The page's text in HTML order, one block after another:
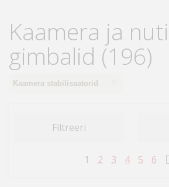
Kaamera ja
gimbalid (196)
Kaamera stabilisaatorid
Filtreeri
1 2 3 4 5 6
Kaamerad
Fotokaubad
Arvuti